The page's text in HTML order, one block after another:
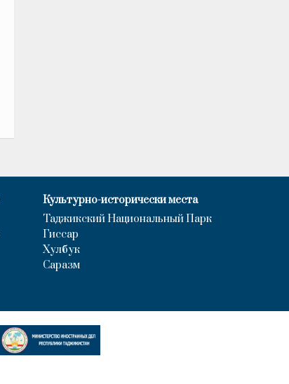
Культурно-исторически места
Таджикский Национальный Парк
Гиссар
Хулбук
Саразм